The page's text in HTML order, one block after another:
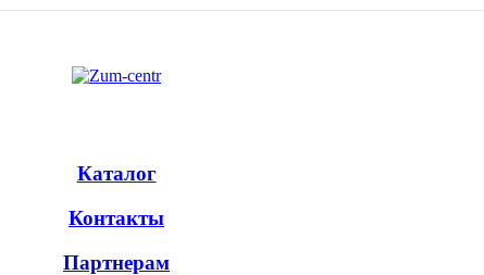
Каталог
Контакты
Партнерам